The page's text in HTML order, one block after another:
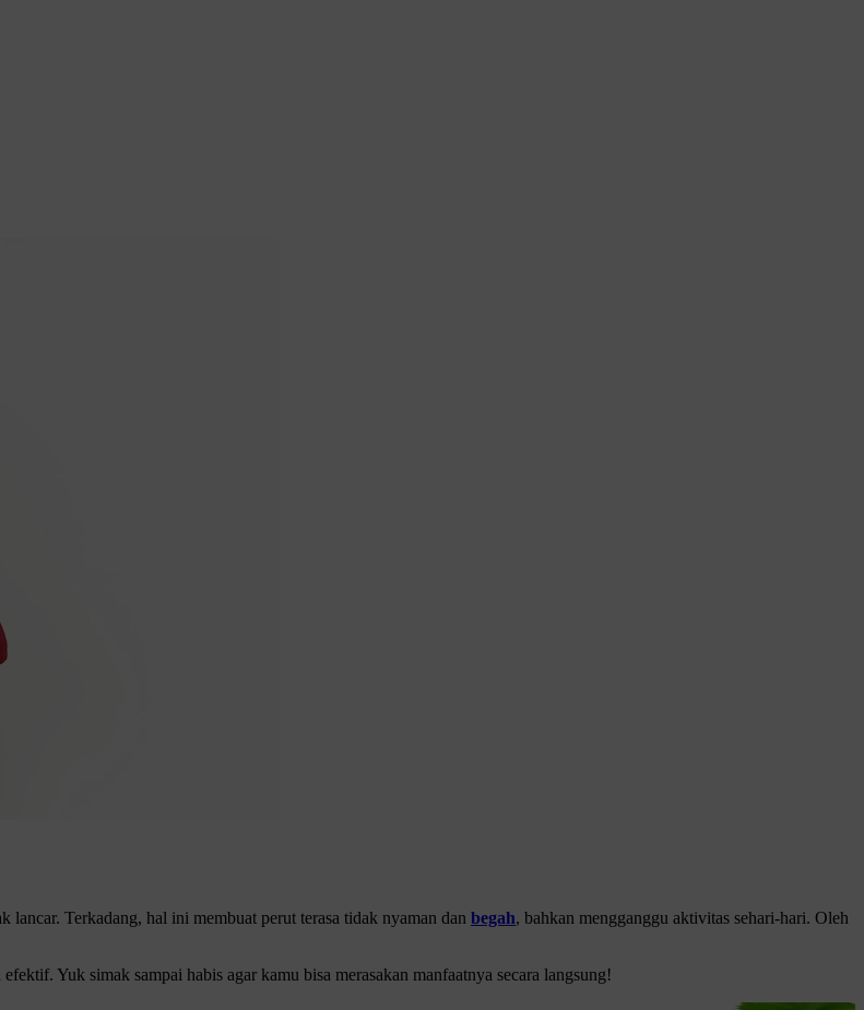
Terkadang, hal ini membuat perut terasa tidak nyaman dan begah, bahkan mengganggu aktivitas sehari-hari. Oleh
Yuk simak sampai habis agar kamu bisa merasakan manfaatnya secara langsung!